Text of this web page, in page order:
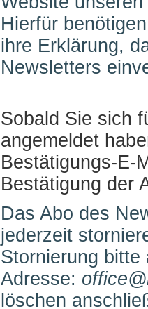
Hierfür
ihre Erklärung,
Newsletters
Sobald Sie sich
angemeldet
Bestätigungs-E-
Bestätigung der
Das Abo des
jederzeit
Stornierung bitte
Adresse:
löschen